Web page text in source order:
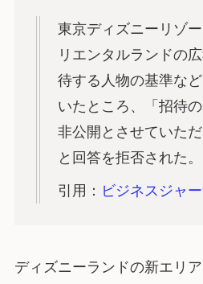
東京ディズニーリゾ
リエンタルランドの
待する人物の基準な
いたところ、「招待
非公開とさせていただ
と回答を拒否された。
引用： ビジネスジャ
ディズニーランドの新エリ